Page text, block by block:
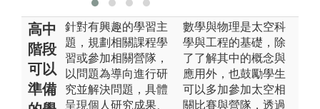
高中
階段
可以
準備
針對有興趣的學習主
題，規劃相關課程學
習或參加相關營隊，
以問題為導向進行研
究並解決問題，具體
呈現個人研究成果、
數學與物理是太空科
學與工程的基礎，除
了了解其中的概念與
應用外，也鼓勵學生
可以多加參加太空相
關比賽與營隊，透過